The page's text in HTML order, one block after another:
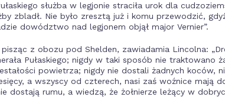
służba w legjonie straciła urok dla
zbladł. Nie było zresztą już i komu przewodzić,
dowództwo nad legjonem objął major Vernier”.
pisząc z obozu pod Shelden, zawiadamia Lincolna:
Pułaskiego; nigdy w taki sposób nie traktowano
powietrza; nigdy nie dostali żadnych
a wszyscy od czterech, nasi zaś woźnice mają
dostają rumu, a wiedzą, że żołnierze leżący w